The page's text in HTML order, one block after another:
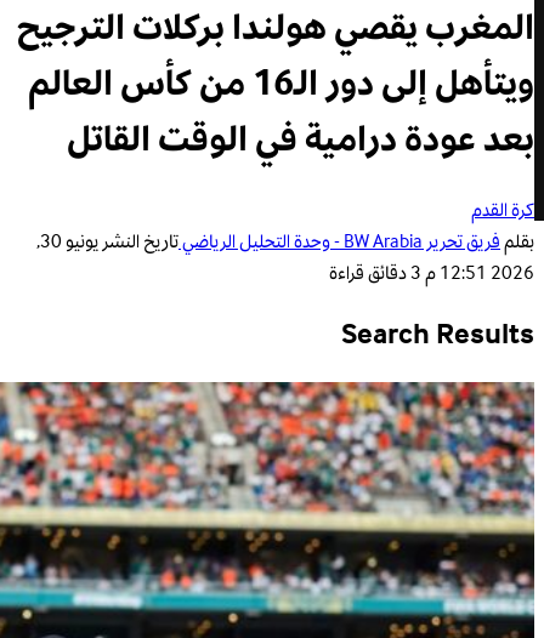
المغرب يقصي هولندا بركلات الترجيح
ويتأهل إلى دور الـ16 من كأس العالم
بعد عودة درامية في الوقت القاتل
كرة القدم
بقلمفريق تحرير BW Arabia - وحدة التحليل الرياضي تاريخ النشر
يونيو 30,
2026 12:51 م
3 دقائق قراءة
Search Results